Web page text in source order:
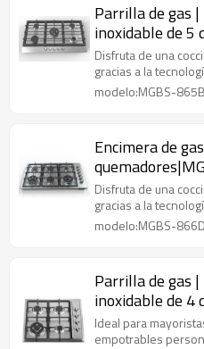
Parrilla de gas |
inoxidable de 5
865B6|36
Disfruta de una
gracias a la
modelo:MGBS-
Encimera de
Disfruta de una
gracias a la
modelo:MGBS-866D
Parrilla de gas |
inoxidable de 4
604D|590mm
Ideal para
empotrables